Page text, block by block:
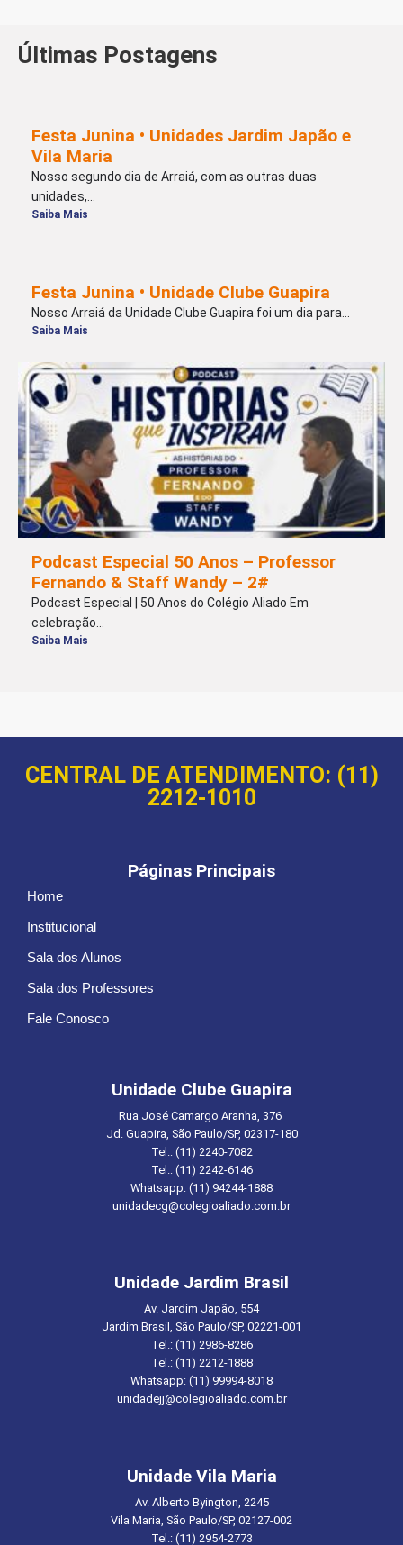
Últimas Postagens
Festa Junina • Unidades Jardim Japão e
Vila Maria
Nosso segundo dia de Arraiá, com as outras duas
unidades,...
Saiba Mais
Festa Junina • Unidade Clube Guapira
Nosso Arraiá da Unidade Clube Guapira foi um dia para...
Saiba Mais
Podcast Especial 50 Anos – Professor
Fernando & Staff Wandy – 2#
Podcast Especial | 50 Anos do Colégio Aliado Em
celebração...
Saiba Mais
CENTRAL DE ATENDIMENTO: (11)
2212-1010
Páginas Principais
Home
Institucional
Sala dos Alunos
Sala dos Professores
Fale Conosco
Unidade Clube Guapira
Rua José Camargo Aranha, 376
Jd. Guapira, São Paulo/SP, 02317-180
Tel.: (11) 2240-7082
Tel.: (11) 2242-6146
Whatsapp: (11) 94244-1888
unidadecg@colegioaliado.com.br
Unidade Jardim Brasil
Av. Jardim Japão, 554
Jardim Brasil, São Paulo/SP, 02221-001
Tel.: (11) 2986-8286
Tel.: (11) 2212-1888
Whatsapp: (11) 99994-8018
unidadejj@colegioaliado.com.br
Unidade Vila Maria
Av. Alberto Byington, 2245
Vila Maria, São Paulo/SP, 02127-002
Tel.: (11) 2954-2773